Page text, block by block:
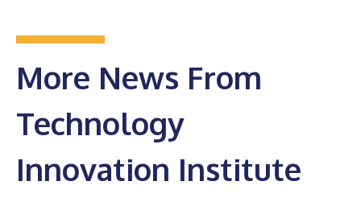
More News From
Technology
Innovation Institute